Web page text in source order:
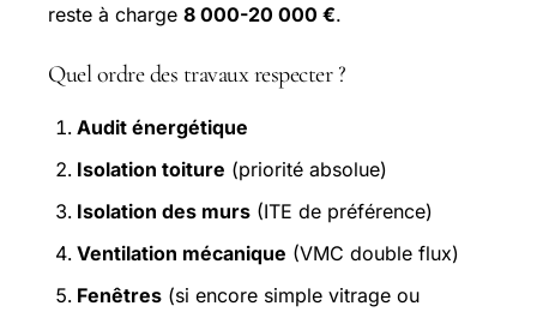
reste à charge 8 000-20 000 €.
Quel ordre des travaux respecter ?
Audit énergétique
Isolation toiture (priorité absolue)
Isolation des murs (ITE de préférence)
Ventilation mécanique (VMC double flux)
Fenêtres (si encore simple vitrage ou